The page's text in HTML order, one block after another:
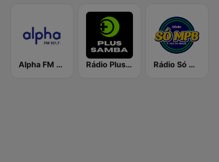
Alpha FM 101.7 Rádio Plus Samba Rádio Só MPB